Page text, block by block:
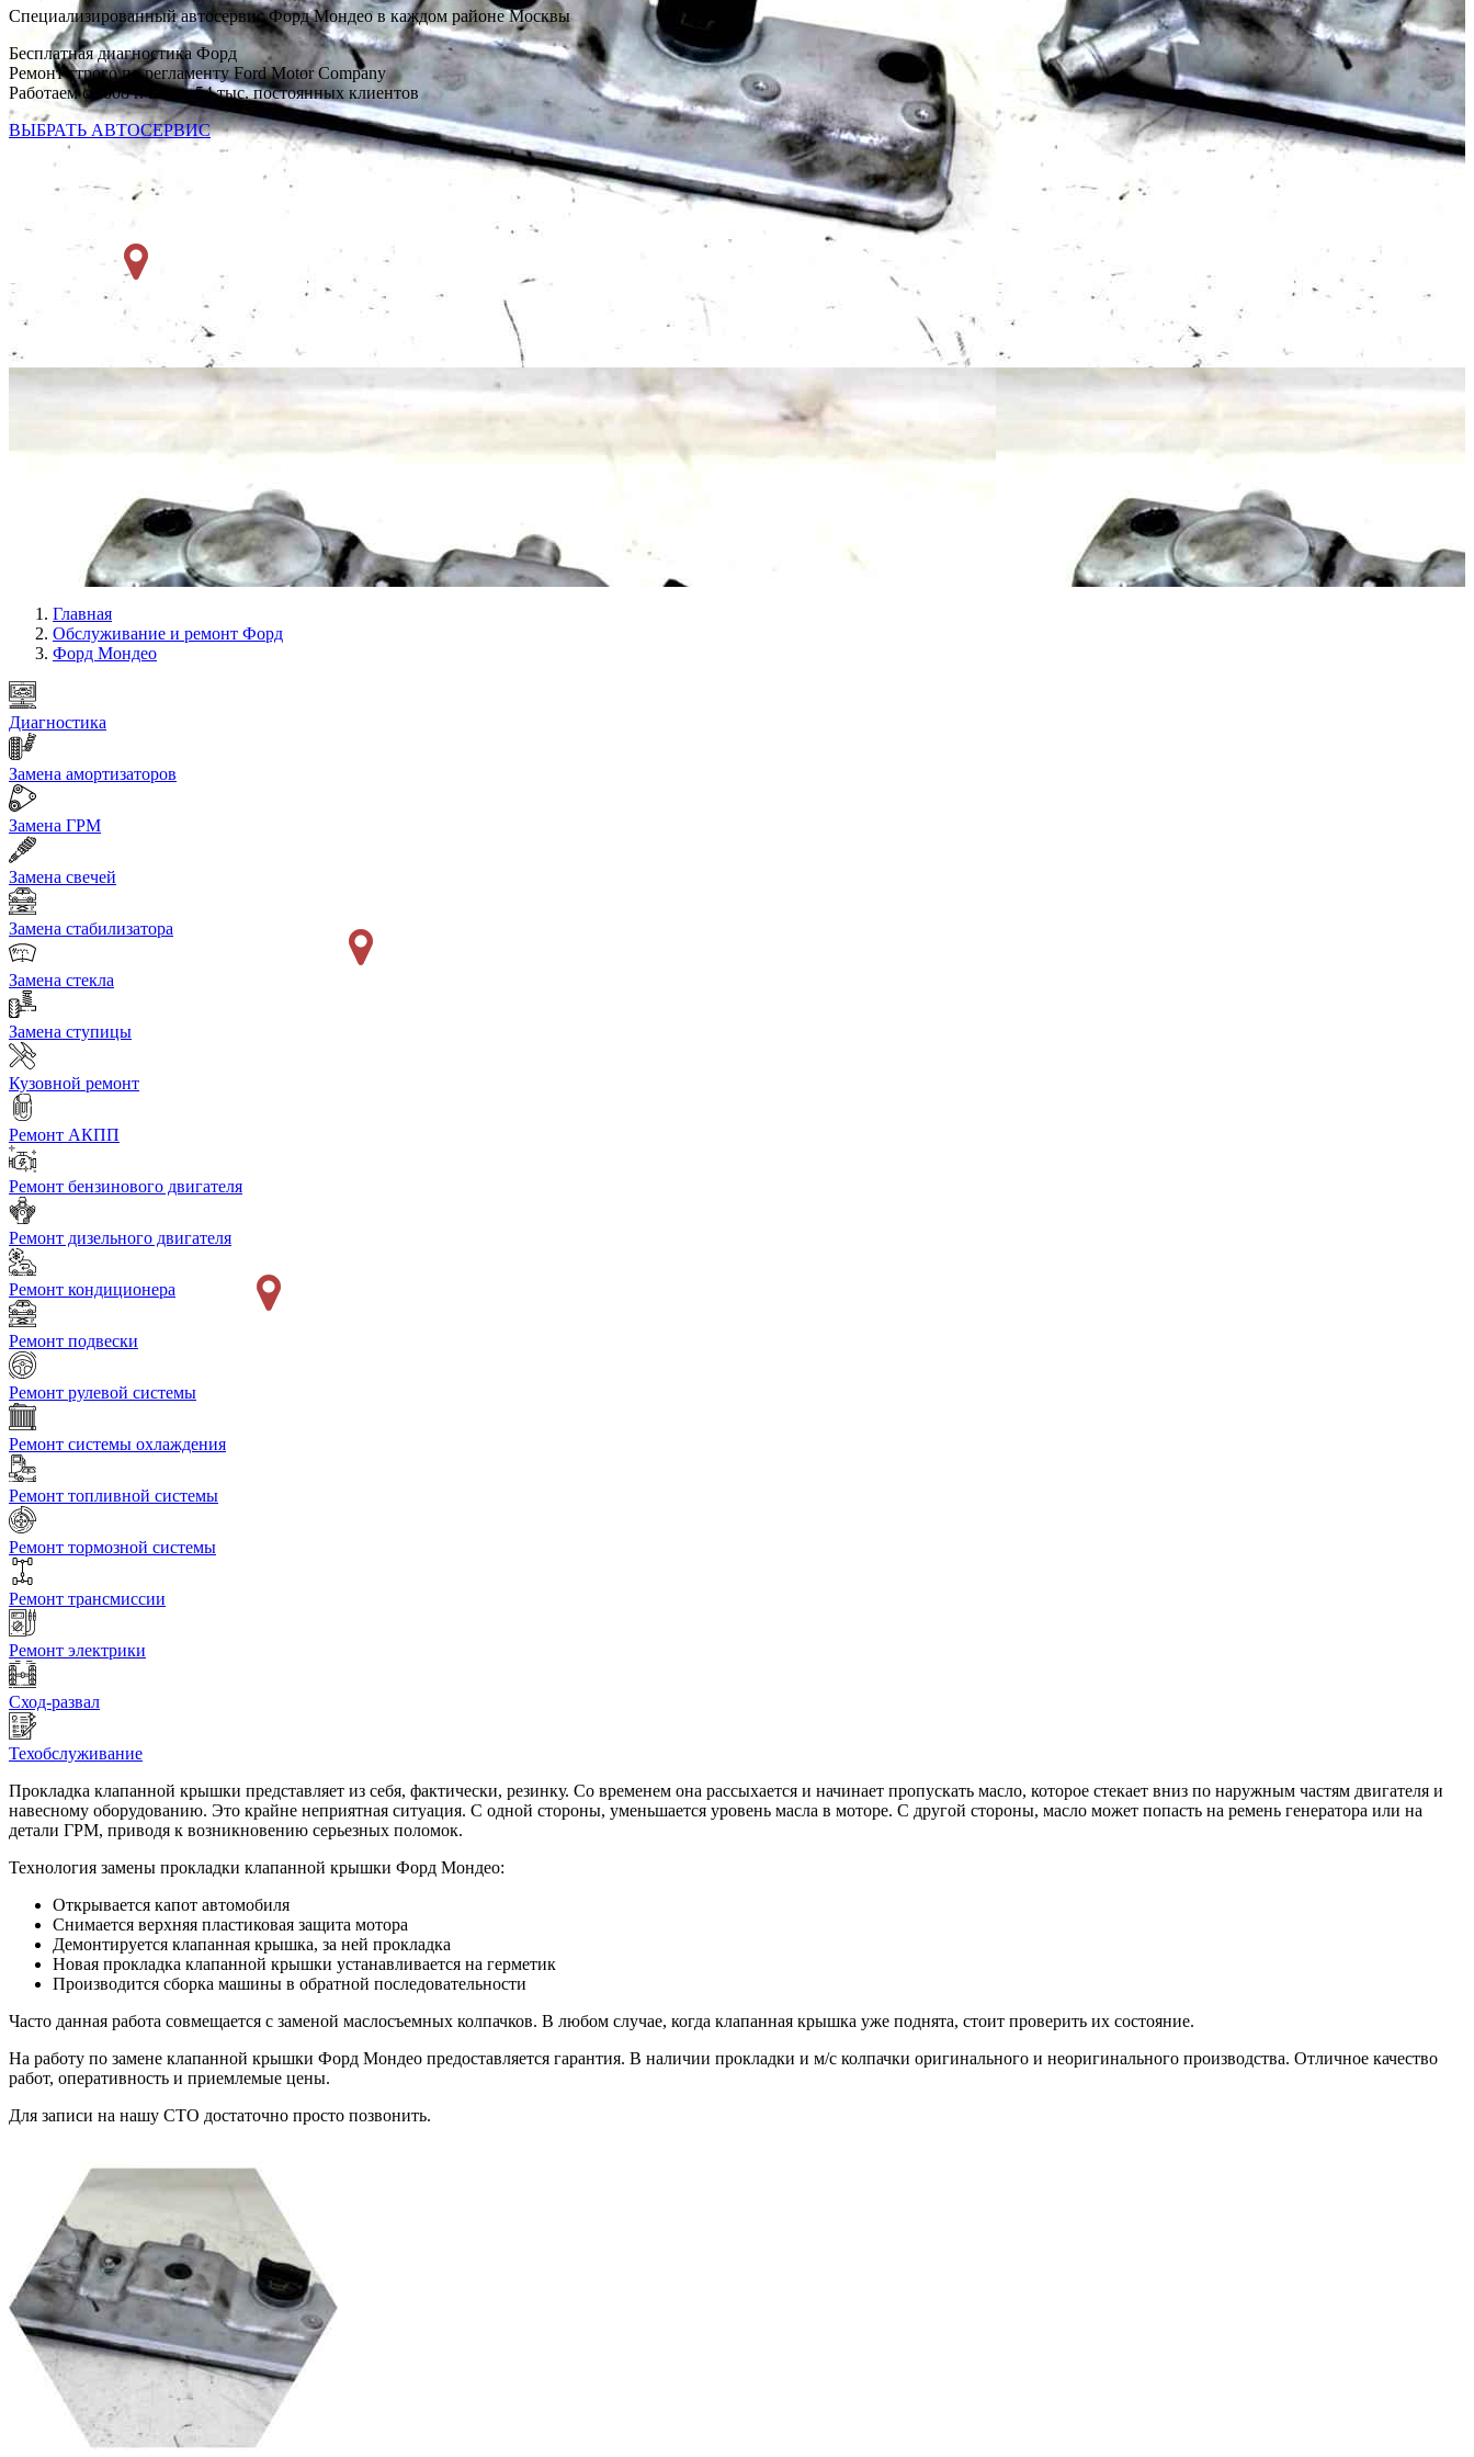
Специализированный автосервис Форд Мондео в каждом районе Москвы
Бесплатная диагностика Форд
Ремонт строго по регламенту Ford Motor Company
Работаем с 2008 г. Более 54 тыс. постоянных клиентов
ВЫБРАТЬ АВТОСЕРВИС
Главная
Обслуживание и ремонт Форд
Форд Мондео
Диагностика
Замена амортизаторов
Замена ГРМ
Замена свечей
Замена стабилизатора
Замена стекла
Замена ступицы
Кузовной ремонт
Ремонт АКПП
Ремонт бензинового двигателя
Ремонт дизельного двигателя
Ремонт кондиционера
Ремонт подвески
Ремонт рулевой системы
Ремонт системы охлаждения
Ремонт топливной системы
Ремонт тормозной системы
Ремонт трансмиссии
Ремонт электрики
Сход-развал
Техобслуживание
Прокладка клапанной крышки представляет из себя, фактически, резинку. Со временем она рассыхается и начинает пропускать масло, которое стекает вниз по наружным частям двигателя и
навесному оборудованию. Это крайне неприятная ситуация. С одной стороны, уменьшается уровень масла в моторе. С другой стороны, масло может попасть на ремень генератора или на
детали ГРМ, приводя к возникновению серьезных поломок.
Технология замены прокладки клапанной крышки Форд Мондео:
Открывается капот автомобиля
Снимается верхняя пластиковая защита мотора
Демонтируется клапанная крышка, за ней прокладка
Новая прокладка клапанной крышки устанавливается на герметик
Производится сборка машины в обратной последовательности
Часто данная работа совмещается с заменой маслосъемных колпачков. В любом случае, когда клапанная крышка уже поднята, стоит проверить их состояние.
На работу по замене клапанной крышки Форд Мондео предоставляется гарантия. В наличии прокладки и м/с колпачки оригинального и неоригинального производства. Отличное качество
работ, оперативность и приемлемые цены.
Для записи на нашу СТО достаточно просто позвонить.